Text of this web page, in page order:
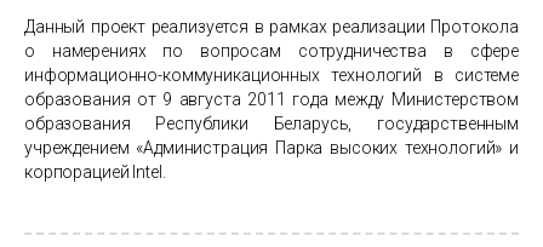
Данный проект реализуется в рамках реализации Протокола
о намерениях по вопросам сотрудничества в сфере
информационно-коммуникационных технологий в системе
образования от 9 августа 2011 года между Министерством
образования Республики Беларусь, государственным
учреждением «Администрация Парка высоких технологий» и
корпорацией Intel.